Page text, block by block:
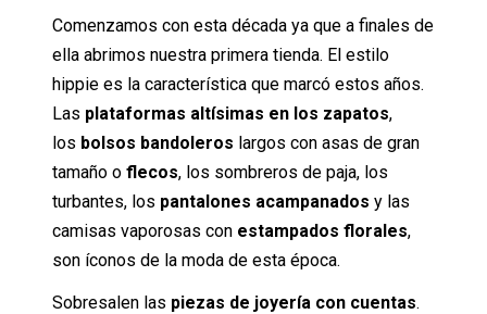
Comenzamos con esta década ya que a finales de
ella abrimos nuestra primera tienda. El estilo
hippie es la característica que marcó estos años.
Las plataformas altísimas en los zapatos,
los bolsos bandoleros largos con asas de gran
tamaño o flecos, los sombreros de paja, los
turbantes, los pantalones acampanados y las
camisas vaporosas con estampados florales,
son íconos de la moda de esta época.
Sobresalen las piezas de joyería con cuentas.